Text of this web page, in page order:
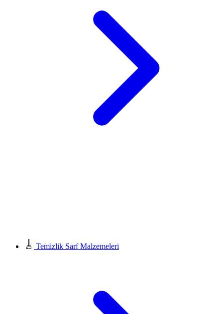
Temizlik Sarf Malzemeleri